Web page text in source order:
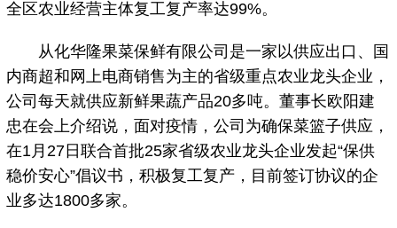
全区农业经营主体复工复产率达99%。
从化华隆果菜保鲜有限公司是一家以供应出口、国
内商超和网上电商销售为主的省级重点农业龙头企业，
公司每天就供应新鲜果蔬产品20多吨。董事长欧阳建
忠在会上介绍说，面对疫情，公司为确保菜篮子供应，
在1月27日联合首批25家省级农业龙头企业发起“保供
稳价安心”倡议书，积极复工复产，目前签订协议的企
业多达1800多家。